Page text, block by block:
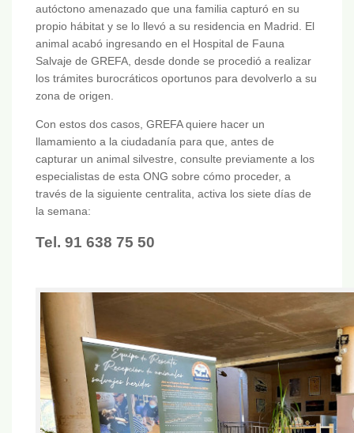
autóctono amenazado que una familia capturó en su
propio hábitat y se lo llevó a su residencia en Madrid. El
animal acabó ingresando en el Hospital de Fauna
Salvaje de GREFA, desde donde se procedió a realizar
los trámites burocráticos oportunos para devolverlo a su
zona de origen.
Con estos dos casos, GREFA quiere hacer un
llamamiento a la ciudadanía para que, antes de
capturar un animal silvestre, consulte previamente a los
especialistas de esta ONG sobre cómo proceder, a
través de la siguiente centralita, activa los siete días de
la semana:
Tel. 91 638 75 50